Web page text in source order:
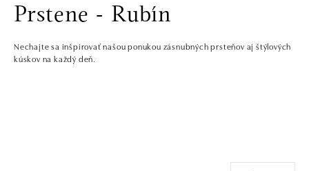
Prstene - Rubín
Nechajte sa inšpirovať našou ponukou zásnubných prsteňov aj štýlových
kúskov na každý deň.